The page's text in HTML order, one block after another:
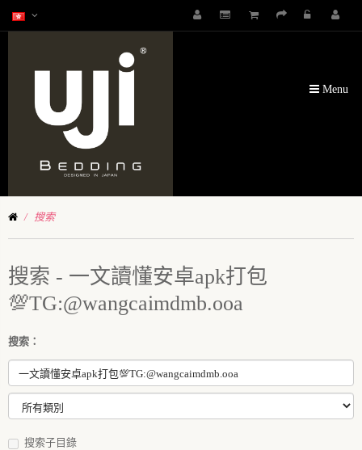
Menu
搜索
搜索 - 一文讀懂安卓apk打包
💯TG:@wangcaimdmb.ooa
搜索：
搜索子目錄